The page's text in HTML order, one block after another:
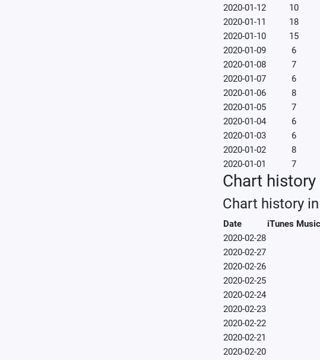
2020-01-12
10
2020-01-11
18
2020-01-10
15
2020-01-09
6
2020-01-08
7
2020-01-07
6
2020-01-06
8
2020-01-05
7
2020-01-04
6
2020-01-03
6
2020-01-02
8
2020-01-01
7
Chart
Chart history
Date iTunes Music
2020-02-28
2020-02-27
2020-02-26
2020-02-25
2020-02-24
2020-02-23
2020-02-22
2020-02-21
2020-02-20